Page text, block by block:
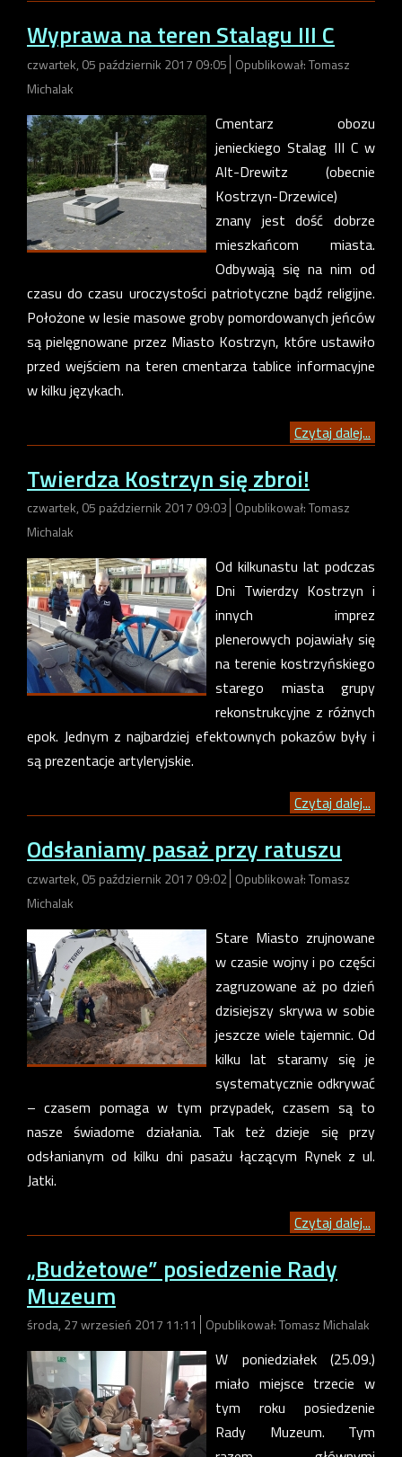
Wyprawa na teren Stalagu III C
czwartek, 05 październik 2017 09:05 Opublikował: Tomasz
Michalak
Cmentarz obozu
jenieckiego Stalag III C w
Alt-Drewitz (obecnie
Kostrzyn-Drzewice)
znany jest dość dobrze
mieszkańcom miasta.
Odbywają się na nim od
czasu do czasu uroczystości patriotyczne bądź religijne.
Położone w lesie masowe groby pomordowanych jeńców
są pielęgnowane przez Miasto Kostrzyn, które ustawiło
przed wejściem na teren cmentarza tablice informacyjne
w kilku językach.
Czytaj dalej...
Twierdza Kostrzyn się zbroi!
czwartek, 05 październik 2017 09:03 Opublikował: Tomasz
Michalak
Od kilkunastu lat podczas
Dni Twierdzy Kostrzyn i
innych imprez
plenerowych pojawiały się
na terenie kostrzyńskiego
starego miasta grupy
rekonstrukcyjne z różnych
epok. Jednym z najbardziej efektownych pokazów były i
są prezentacje artyleryjskie.
Czytaj dalej...
Odsłaniamy pasaż przy ratuszu
czwartek, 05 październik 2017 09:02 Opublikował: Tomasz
Michalak
Stare Miasto zrujnowane
w czasie wojny i po części
zagruzowane aż po dzień
dzisiejszy skrywa w sobie
jeszcze wiele tajemnic. Od
kilku lat staramy się je
systematycznie odkrywać
– czasem pomaga w tym przypadek, czasem są to
nasze świadome działania. Tak też dzieje się przy
odsłanianym od kilku dni pasażu łączącym Rynek z ul.
Jatki.
Czytaj dalej...
„Budżetowe” posiedzenie Rady
Muzeum
środa, 27 wrzesień 2017 11:11 Opublikował: Tomasz Michalak
W poniedziałek (25.09.)
miało miejsce trzecie w
tym roku posiedzenie
Rady Muzeum. Tym